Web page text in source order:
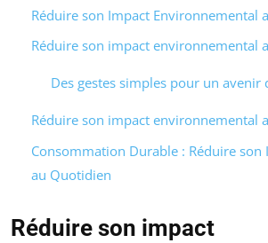
Réduire son Impact Environnemental
Réduire son impact environnemental
Des gestes simples pour un avenir
Réduire son impact environnemental
Consommation Durable : Réduire son
au Quotidien
Réduire son impact